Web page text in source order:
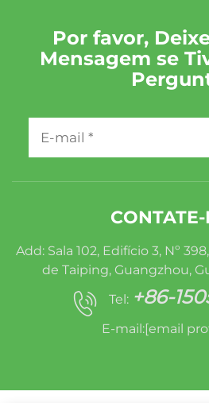
Por favor,
Mensagem se
Add: Sala 102, Edifício 3, Nº
de Taiping, Guangzhou,
Tel: +86-
E-mail:[email